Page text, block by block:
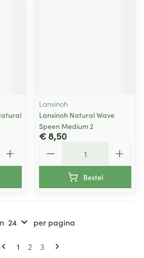
Lansinoh
Lansinoh Natural Wave
Speen Medium 2
€ 8,50
Bestel
Pagina's
U lees momenteel pagina
1 Pagina
2 Pagina
3
per pagina